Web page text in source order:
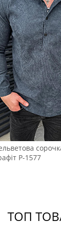
Р-1577
ТОП